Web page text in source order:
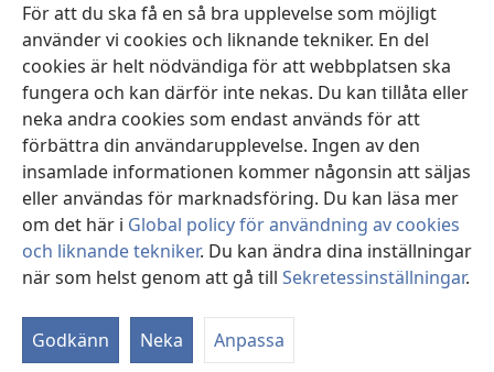
För att du ska få en så bra upplevelse som möjligt
använder vi cookies och liknande tekniker. En del
cookies är helt nödvändiga för att webbplatsen ska
fungera och kan därför inte nekas. Du kan tillåta eller
neka andra cookies som endast används för att
förbättra din användarupplevelse. Ingen av den
insamlade informationen kommer någonsin att säljas
eller användas för marknadsföring. Du kan läsa mer
om det här i Global policy för användning av cookies
och liknande tekniker. Du kan ändra dina inställningar
när som helst genom att gå till Sekretessinställningar.
Godkänn Neka Anpassa
nytt
fönster)JW Hub ®
(öppnar
nytt
fönster)JW Library
Watchtower Library
Copyright© 2026 Watch Tower Bible and Tract Society of Pennsylvania.
ANVÄNDARVILLKOR
| SEKRETESSPOLICY
|
SEKRETESSINSTÄLLNINGAR